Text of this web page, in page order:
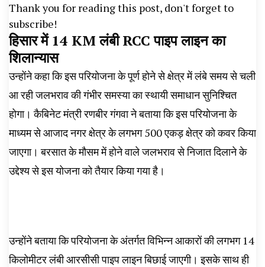
Thank you for reading this post, don't forget to
subscribe!
हिसार में 14 KM लंबी RCC पाइप लाइन का
शिलान्यास
उन्होंने कहा कि इस परियोजना के पूर्ण होने से क्षेत्र में लंबे समय से चली
आ रही जलभराव की गंभीर समस्या का स्थायी समाधान सुनिश्चित
होगा। कैबिनेट मंत्री रणबीर गंगवा ने बताया कि इस परियोजना के
माध्यम से आजाद नगर क्षेत्र के लगभग 500 एकड़ क्षेत्र को कवर किया
जाएगा। बरसात के मौसम में होने वाले जलभराव से निजात दिलाने के
उद्देश्य से इस योजना को तैयार किया गया है।
उन्होंने बताया कि परियोजना के अंतर्गत विभिन्न आकारों की लगभग 14
किलोमीटर लंबी आरसीसी पाइप लाइन बिछाई जाएगी। इसके साथ ही